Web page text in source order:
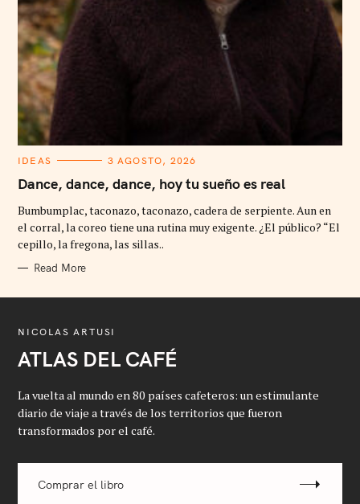
C
T
E
O
R
I
E
IDEAS 3 AGOSTO, 2026
Dance, dance, dance, hoy tu sueño es real
Bumbumplac, taconazo, taconazo, cadera de serpiente. Aun en
el corral, la coreo tiene una rutina muy exigente. ¿El público? “El
cepillo, la fregona, las sillas..
Read More
NICOLAS ARTUSI
ATLAS DEL CAFÉ
La vuelta al mundo en 80 países cafeteros: un estimulante
diario de viaje a través de los territorios que fueron
transformados por el café.
Comprar el libro